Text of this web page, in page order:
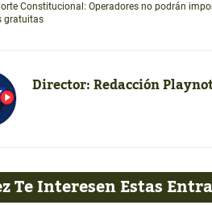
Constitucional: Operadores no podrán
gratuitas
Director:Redacción
Te Interesen Estas